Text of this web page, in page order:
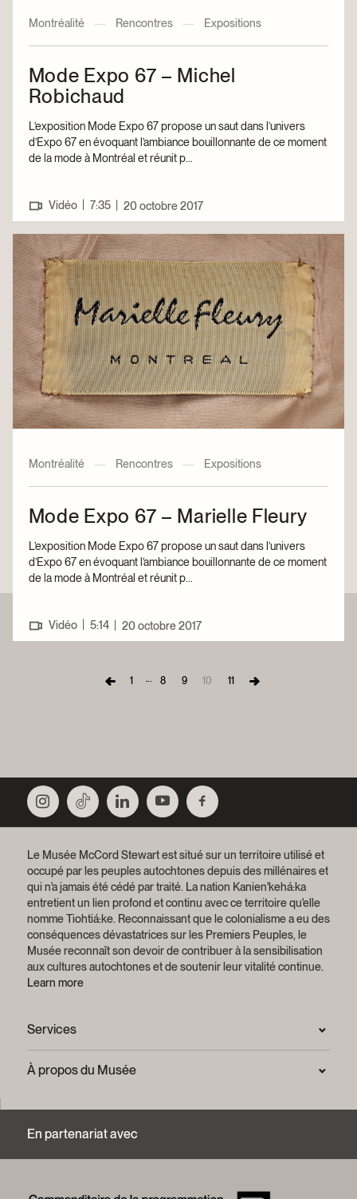
Montréalité — Rencontres — Expositions
Mode Expo 67 – Michel
Robichaud
L’exposition Mode Expo 67 propose un saut dans l’univers
d’Expo 67 en évoquant l’ambiance bouillonnante de ce moment
de la mode à Montréal et réunit p...
Vidéo 7:35 20 octobre 2017
Montréalité — Rencontres — Expositions
Mode Expo 67 – Marielle Fleury
L’exposition Mode Expo 67 propose un saut dans l’univers
d’Expo 67 en évoquant l’ambiance bouillonnante de ce moment
de la mode à Montréal et réunit p...
Vidéo 5:14 20 octobre 2017
1 8 9 10 11
Le Musée McCord Stewart est situé sur un territoire utilisé et
occupé par les peuples autochtones depuis des millénaires et
qui n'a jamais été cédé par traité. La nation Kanien'kehá:ka
entretient un lien profond et continu avec ce territoire qu'elle
nomme Tiohtiá:ke. Reconnaissant que le colonialisme a eu des
conséquences dévastatrices sur les Premiers Peuples, le
Musée reconnaît son devoir de contribuer à la sensibilisation
aux cultures autochtones et de soutenir leur vitalité continue.
Learn more
Services
Salle de presse
Nous joindre
Centre d’archives et de documentation
Services photographiques et droits d’auteur (FAQ)
À propos du Musée
En partenariat avec